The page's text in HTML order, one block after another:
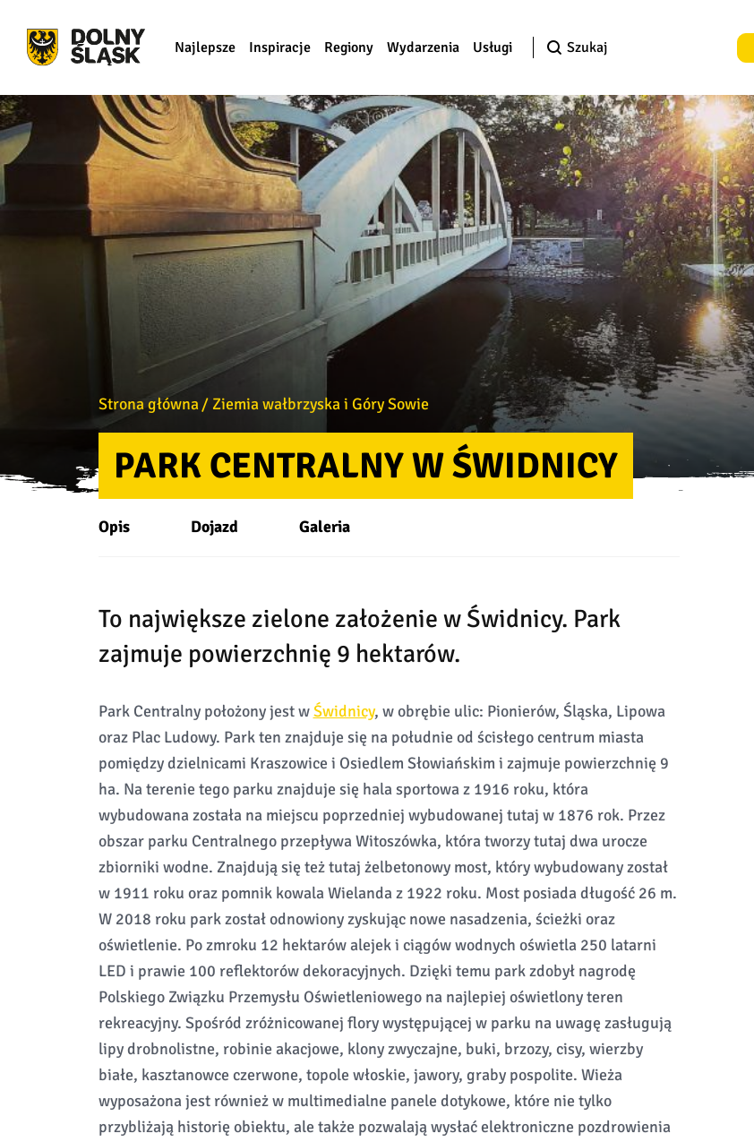
Najlepsze Inspiracje Regiony Wydarzenia Usługi Szukaj
Strona główna Ziemia wałbrzyska i Góry Sowie
PARK CENTRALNY W ŚWIDNICY
Opis Dojazd Galeria
To największe zielone założenie w Świdnicy. Park
zajmuje powierzchnię 9 hektarów.
Park Centralny położony jest wŚwidnicy, w obrębie ulic: Pionierów, Śląska, Lipowa
oraz Plac Ludowy. Park ten znajduje się na południe od ścisłego centrum miasta
pomiędzy dzielnicami Kraszowice i Osiedlem Słowiańskim i zajmuje powierzchnię 9
ha. Na terenie tego parku znajduje się hala sportowa z 1916 roku, która
wybudowana została na miejscu poprzedniej wybudowanej tutaj w 1876 rok. Przez
obszar parku Centralnego przepływa Witoszówka, która tworzy tutaj dwa urocze
zbiorniki wodne. Znajdują się też tutaj żelbetonowy most, który wybudowany został
w 1911 roku oraz pomnik kowala Wielanda z 1922 roku. Most posiada długość 26 m.
W 2018 roku park został odnowiony zyskując nowe nasadzenia, ścieżki oraz
oświetlenie. Po zmroku 12 hektarów alejek i ciągów wodnych oświetla 250 latarni
LED i prawie 100 reflektorów dekoracyjnych. Dzięki temu park zdobył nagrodę
Polskiego Związku Przemysłu Oświetleniowego na najlepiej oświetlony teren
rekreacyjny. Spośród zróżnicowanej flory występującej w parku na uwagę zasługują
lipy drobnolistne, robinie akacjowe, klony zwyczajne, buki, brzozy, cisy, wierzby
białe, kasztanowce czerwone, topole włoskie, jawory, graby pospolite. Wieża
wyposażona jest również w multimedialne panele dotykowe, które nie tylko
przybliżają historię obiektu, ale także pozwalają wysłać elektroniczne pozdrowienia